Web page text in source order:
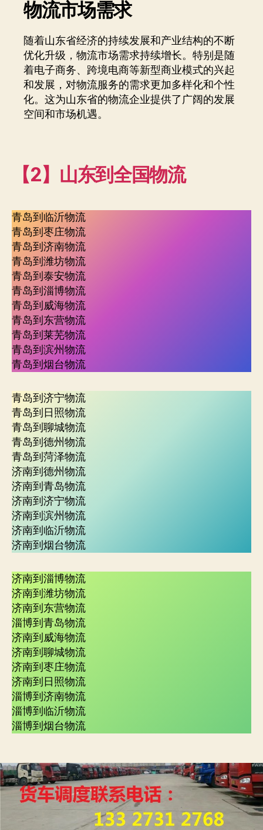
物流市场需求
随着山东省经济的持续发展和产业结构的不断
优化升级，物流市场需求持续增长。特别是随
着电子商务、跨境电商等新型商业模式的兴起
和发展，对物流服务的需求更加多样化和个性
化。这为山东省的物流企业提供了广阔的发展
空间和市场机遇。
【2】山东到全国物流
青岛到临沂物流
青岛到枣庄物流
青岛到济南物流
青岛到潍坊物流
青岛到泰安物流
青岛到淄博物流
青岛到威海物流
青岛到东营物流
青岛到莱芜物流
青岛到滨州物流
青岛到烟台物流
青岛到济宁物流
青岛到日照物流
青岛到聊城物流
青岛到德州物流
青岛到菏泽物流
济南到德州物流
济南到青岛物流
济南到济宁物流
济南到滨州物流
济南到临沂物流
济南到烟台物流
济南到淄博物流
济南到潍坊物流
济南到东营物流
淄博到青岛物流
济南到威海物流
济南到聊城物流
济南到枣庄物流
济南到日照物流
淄博到济南物流
淄博到临沂物流
淄博到烟台物流